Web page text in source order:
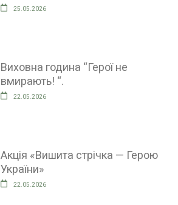
25.05.2026
Виховна година “Герої не
вмирають! “.
22.05.2026
Акція «Вишита стрічка — Герою
України»
22.05.2026